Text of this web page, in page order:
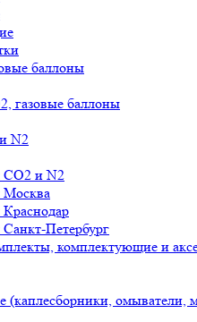
баллоны
газовые баллоны
N2
СО2 и N2
Москва
Петербург
комплектующие и
(каплесборники, омыватели,